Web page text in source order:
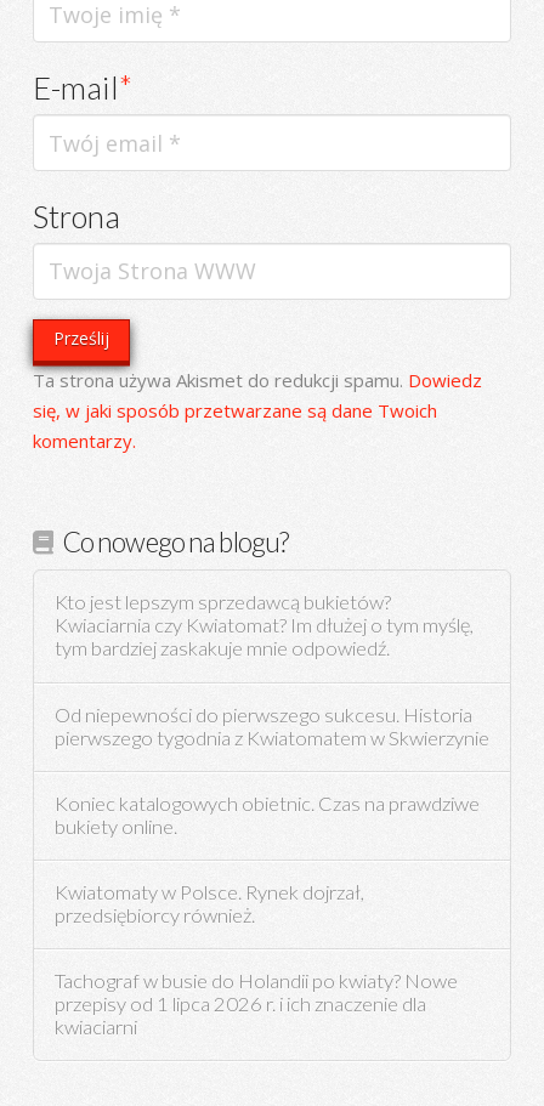
E-mail*
Strona
Ta strona używa Akismet do redukcji spamu. Dowiedz
się, w jaki sposób przetwarzane są dane Twoich
komentarzy.
Co nowego na blogu?
Kto jest lepszym sprzedawcą bukietów?
Kwiaciarnia czy Kwiatomat? Im dłużej o tym myślę,
tym bardziej zaskakuje mnie odpowiedź.
Od niepewności do pierwszego sukcesu. Historia
pierwszego tygodnia z Kwiatomatem w Skwierzynie
Koniec katalogowych obietnic. Czas na prawdziwe
bukiety online.
Kwiatomaty w Polsce. Rynek dojrzał,
przedsiębiorcy również.
Tachograf w busie do Holandii po kwiaty? Nowe
przepisy od 1 lipca 2026 r. i ich znaczenie dla
kwiaciarni